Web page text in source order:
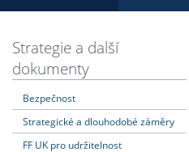
Dozvědět se více
Podat přihlášku
Dozvědět se více
Dozvědět se více
Dozvědět se více
Strategie a další
dokumenty
Bezpečnost
Strategické a dlouhodobé záměry
FF UK pro udržitelnost